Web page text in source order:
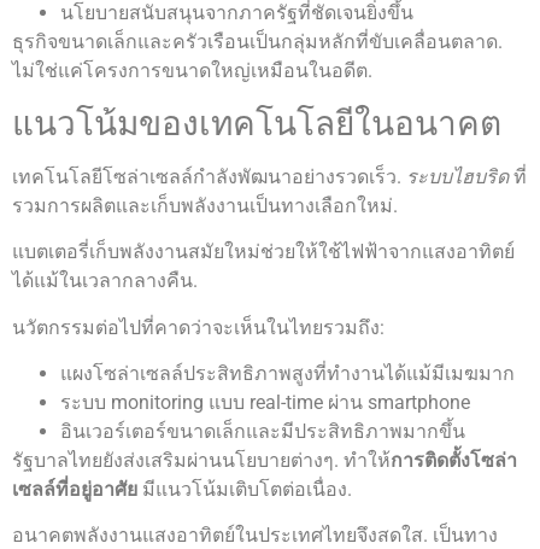
นโยบายสนับสนุนจากภาครัฐที่ชัดเจนยิ่งขึ้น
ธุรกิจขนาดเล็กและครัวเรือนเป็นกลุ่มหลักที่ขับเคลื่อนตลาด.
ไม่ใช่แค่โครงการขนาดใหญ่เหมือนในอดีต.
แนวโน้มของเทคโนโลยีในอนาคต
เทคโนโลยีโซล่าเซลล์กำลังพัฒนาอย่างรวดเร็ว. ระบบไฮบริดที่
รวมการผลิตและเก็บพลังงานเป็นทางเลือกใหม่.
แบตเตอรี่เก็บพลังงานสมัยใหม่ช่วยให้ใช้ไฟฟ้าจากแสงอาทิตย์
ได้แม้ในเวลากลางคืน.
นวัตกรรมต่อไปที่คาดว่าจะเห็นในไทยรวมถึง:
แผงโซล่าเซลล์ประสิทธิภาพสูงที่ทำงานได้แม้มีเมฆมาก
ระบบ monitoring แบบ real-time ผ่าน smartphone
อินเวอร์เตอร์ขนาดเล็กและมีประสิทธิภาพมากขึ้น
รัฐบาลไทยยังส่งเสริมผ่านนโยบายต่างๆ. ทำให้การติดตั้งโซล่า
เซลล์ที่อยู่อาศัย มีแนวโน้มเติบโตต่อเนื่อง.
อนาคตพลังงานแสงอาทิตย์ในประเทศไทยจึงสดใส. เป็นทาง